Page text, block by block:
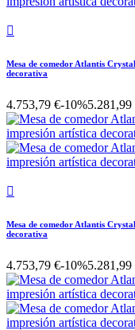

Mesa de comedor Atlantis
decorativa
4.753,79 €-10%5.281,99

Mesa de comedor Atlantis
decorativa
4.753,79 €-10%5.281,99